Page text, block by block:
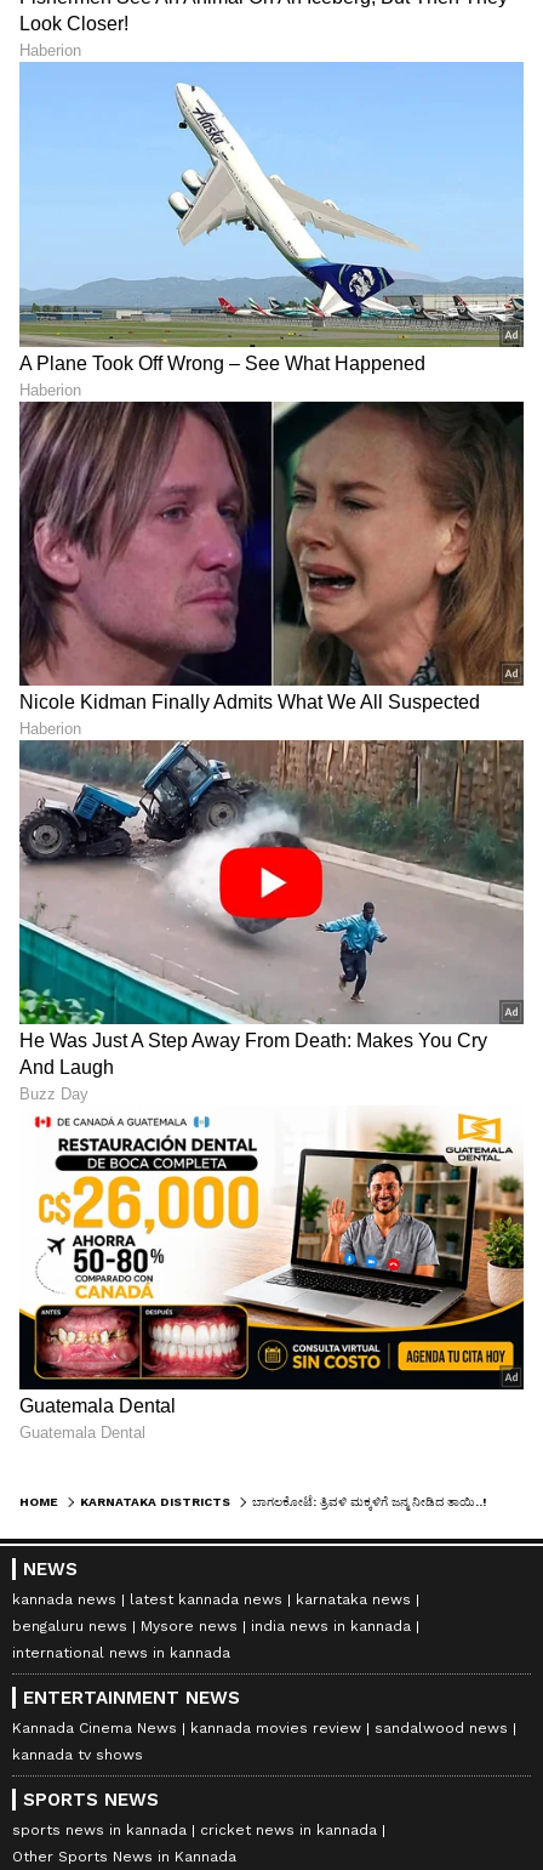
HOME KARNATAKA DISTRICTS ಬಾಗಲಕೋಟೆ: ತ್ರಿವಳಿ ಮಕ್ಕಳಿಗೆ ಜನ್ಮ ನೀಡಿದ ತಾಯಿ..!
NEWS
kannada news latest kannada news
karnataka news
bengaluru news
Mysore news
india news in kannada
international news in kannada
ENTERTAINMENT NEWS
Kannada Cinema News kannada movies review
sandalwood news
kannada tv shows
SPORTS NEWS
sports news in kannada
cricket news in kannada
Other Sports News in Kannada